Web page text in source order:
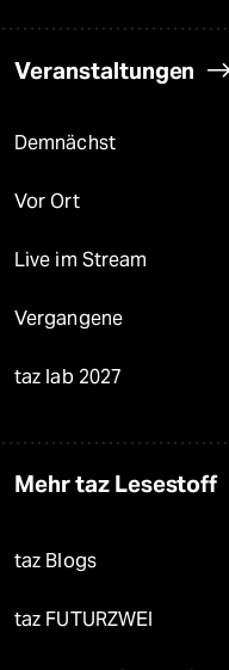
Veranstaltungen
Demnächst
Vor Ort
Live im Stream
Vergangene
taz lab 2027
Mehr taz Lesestoff
taz Blogs
taz FUTURZWEI